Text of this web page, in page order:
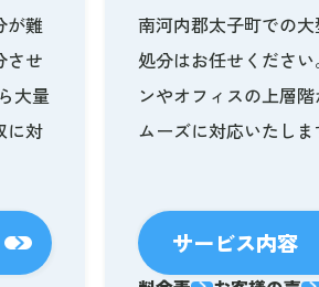
が難
させ
大量
に対
南河内郡太子町での
処分はお任せくださ
ンやオフィスの上層
ムーズに対応いたしま
サービス内容